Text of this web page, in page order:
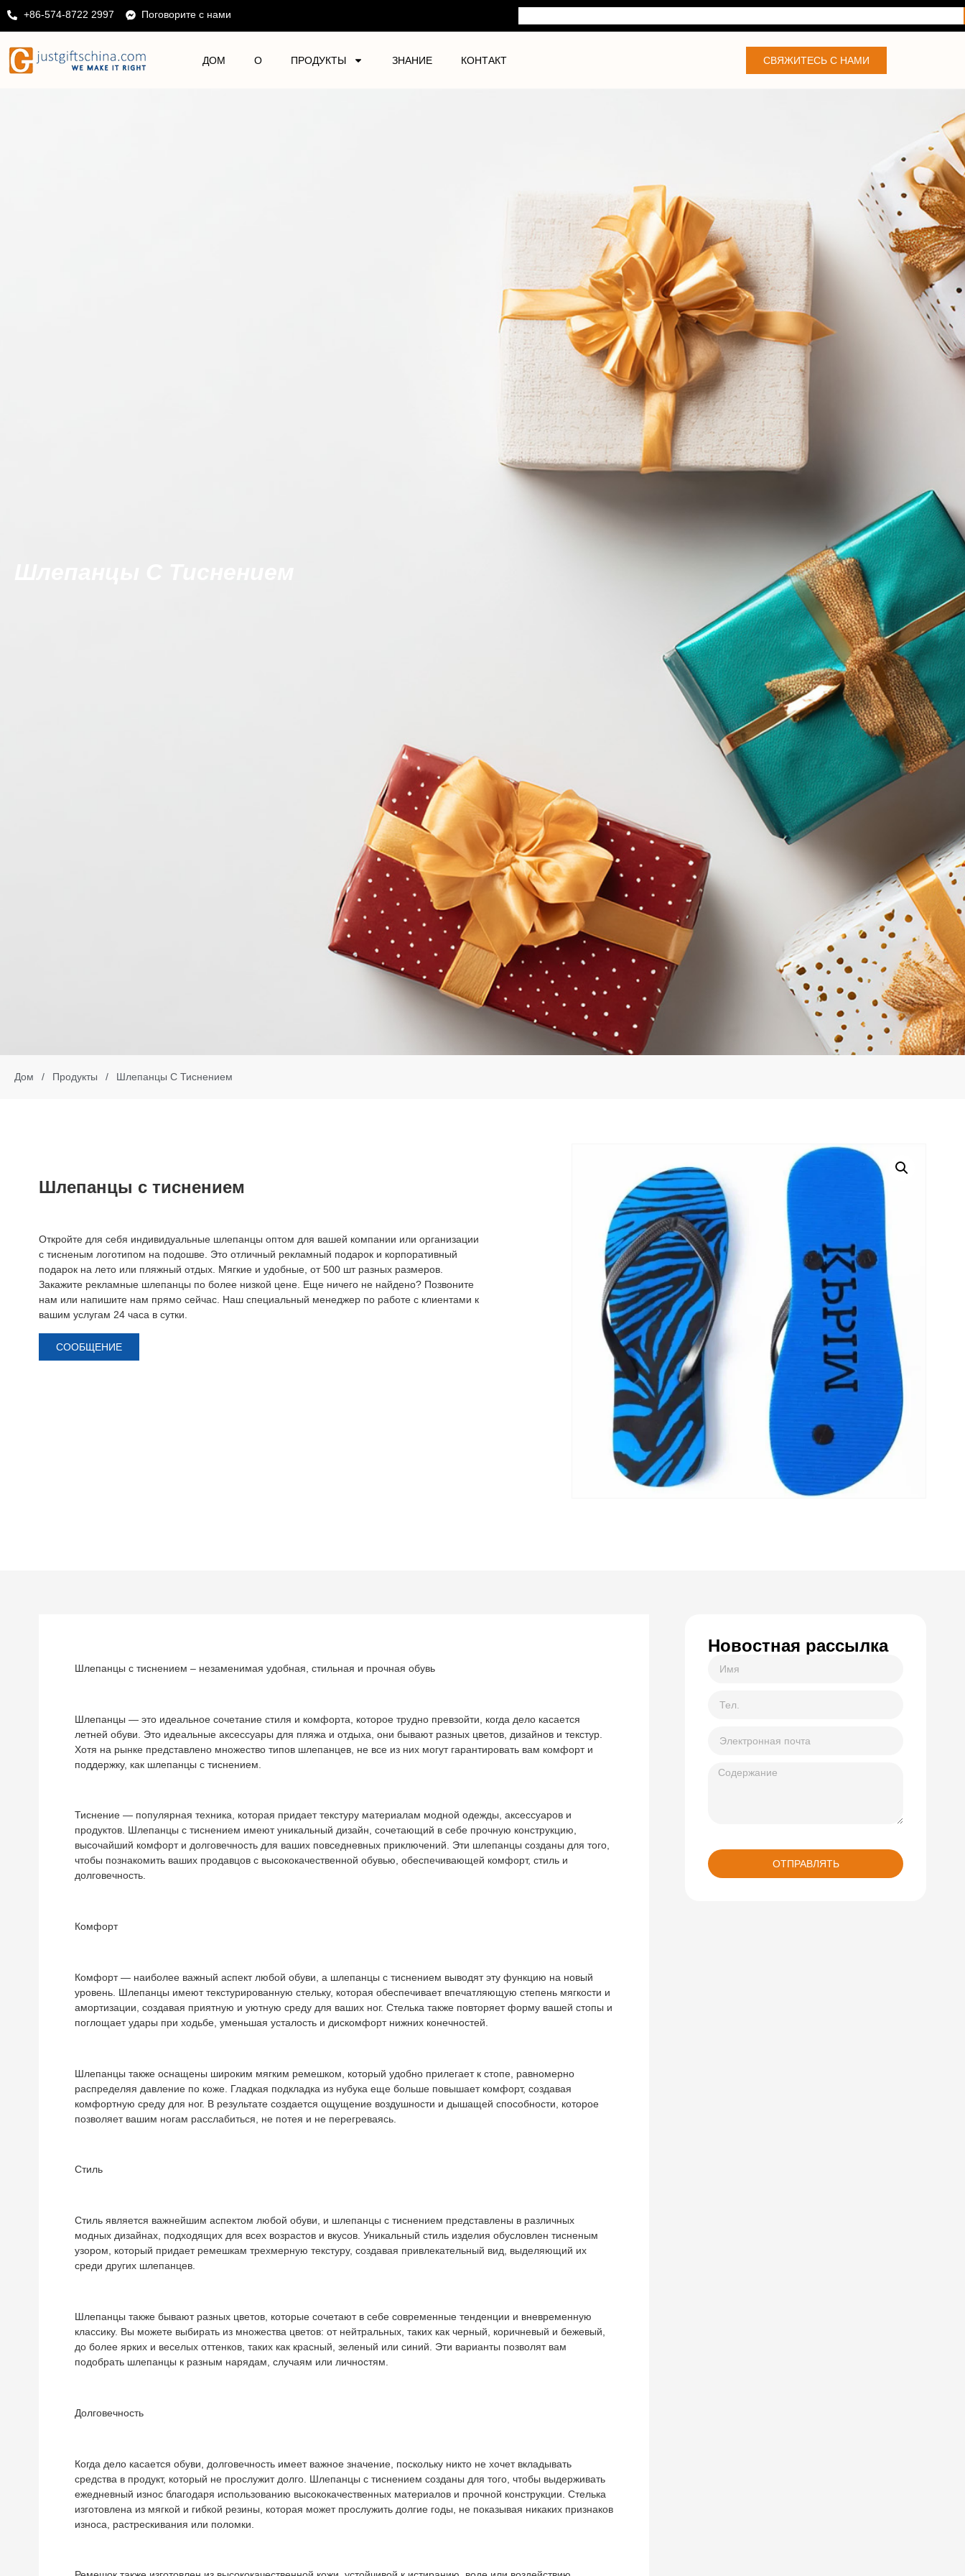
+86-574-8722 2997 Поговорите с нами
ДОМ О ПРОДУКТЫ ЗНАНИЕ КОНТАКТ СВЯЖИТЕСЬ С НАМИ
Дом / Продукты / Шлепанцы С Тиснением
Шлепанцы с тиснением
Откройте для себя индивидуальные шлепанцы оптом для вашей компании или организации
с тисненым логотипом на подошве. Это отличный рекламный подарок и корпоративный
подарок на лето или пляжный отдых. Мягкие и удобные, от 500 шт разных размеров.
Закажите рекламные шлепанцы по более низкой цене. Еще ничего не найдено? Позвоните
нам или напишите нам прямо сейчас. Наш специальный менеджер по работе с клиентами к
вашим услугам 24 часа в сутки.
СООБЩЕНИЕ
Шлепанцы с тиснением – незаменимая удобная, стильная и прочная обувь
Шлепанцы — это идеальное сочетание стиля и комфорта, которое трудно превзойти, когда дело касается
летней обуви. Это идеальные аксессуары для пляжа и отдыха, они бывают разных цветов, дизайнов и текстур.
Хотя на рынке представлено множество типов шлепанцев, не все из них могут гарантировать вам комфорт и
поддержку, как шлепанцы с тиснением.
Тиснение — популярная техника, которая придает текстуру материалам модной одежды, аксессуаров и
продуктов. Шлепанцы с тиснением имеют уникальный дизайн, сочетающий в себе прочную конструкцию,
высочайший комфорт и долговечность для ваших повседневных приключений. Эти шлепанцы созданы для того,
чтобы познакомить ваших продавцов с высококачественной обувью, обеспечивающей комфорт, стиль и
долговечность.
Комфорт
Комфорт — наиболее важный аспект любой обуви, а шлепанцы с тиснением выводят эту функцию на новый
уровень. Шлепанцы имеют текстурированную стельку, которая обеспечивает впечатляющую степень мягкости и
амортизации, создавая приятную и уютную среду для ваших ног. Стелька также повторяет форму вашей стопы и
поглощает удары при ходьбе, уменьшая усталость и дискомфорт нижних конечностей.
Шлепанцы также оснащены широким мягким ремешком, который удобно прилегает к стопе, равномерно
распределяя давление по коже. Гладкая подкладка из нубука еще больше повышает комфорт, создавая
комфортную среду для ног. В результате создается ощущение воздушности и дышащей способности, которое
позволяет вашим ногам расслабиться, не потея и не перегреваясь.
Стиль
Стиль является важнейшим аспектом любой обуви, и шлепанцы с тиснением представлены в различных
модных дизайнах, подходящих для всех возрастов и вкусов. Уникальный стиль изделия обусловлен тисненым
узором, который придает ремешкам трехмерную текстуру, создавая привлекательный вид, выделяющий их
среди других шлепанцев.
Шлепанцы также бывают разных цветов, которые сочетают в себе современные тенденции и вневременную
классику. Вы можете выбирать из множества цветов: от нейтральных, таких как черный, коричневый и бежевый,
до более ярких и веселых оттенков, таких как красный, зеленый или синий. Эти варианты позволят вам
подобрать шлепанцы к разным нарядам, случаям или личностям.
Долговечность
Когда дело касается обуви, долговечность имеет важное значение, поскольку никто не хочет вкладывать
средства в продукт, который не прослужит долго. Шлепанцы с тиснением созданы для того, чтобы выдерживать
ежедневный износ благодаря использованию высококачественных материалов и прочной конструкции. Стелька
изготовлена ​​из мягкой и гибкой резины, которая может прослужить долгие годы, не показывая никаких признаков
износа, растрескивания или поломки.
Новостная рассылка
ОТПРАВЛЯТЬ